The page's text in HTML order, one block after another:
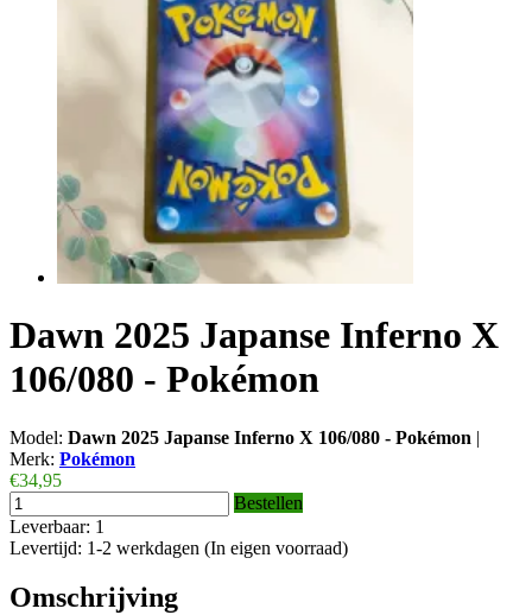
Dawn 2025 Japanse Inferno X
106/080 - Pokémon
Model: Dawn 2025 Japanse Inferno X 106/080 - Pokémon |
Merk: Pokémon
€34,95
Bestellen
Leverbaar: 1
Levertijd: 1-2 werkdagen (In eigen voorraad)
Omschrijving